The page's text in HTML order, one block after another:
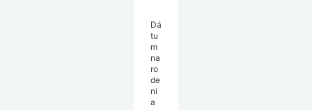
Dá
tu
m
na
ro
de
ni
a